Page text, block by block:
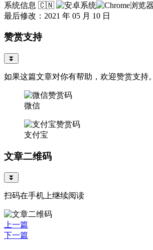
系统信息 🇨🇳
最后修改：2021 年 05 月 10 日
赞赏支持
⏬
如果这篇文章对你有帮助，欢迎赞赏支持。
微信
支付宝
文章二维码
⏬
扫码在手机上继续阅读
上一篇
下一篇